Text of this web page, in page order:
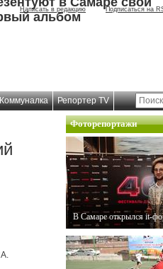
Написать в редакцию Подписаться на
альбом
Коммуналка Репортер TV
Фоторепортажи
В Самаре открылся it-